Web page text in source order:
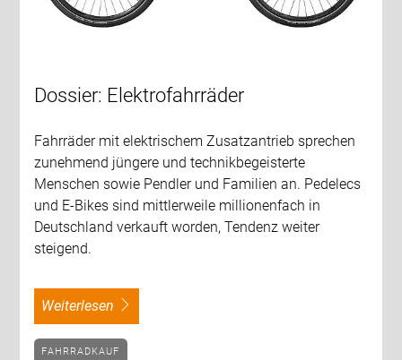
Dossier: Elektrofahrräder
Fahrräder mit elektrischem Zusatzantrieb sprechen
zunehmend jüngere und technikbegeisterte
Menschen sowie Pendler und Familien an. Pedelecs
und E-Bikes sind mittlerweile millionenfach in
Deutschland verkauft worden, Tendenz weiter
steigend.
weiterlesen
FAHRRADKAUF